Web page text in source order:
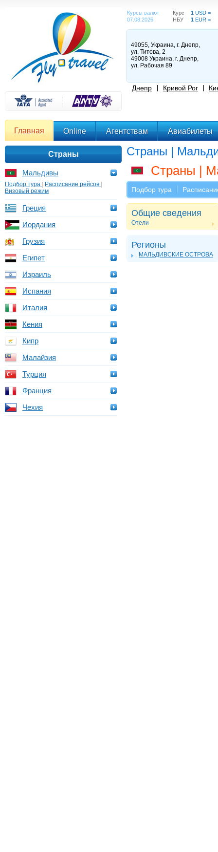
Курсы валют
07.08.2026
Курс
НБУ
1 USD =
1 EUR =
49055, Украина, г. Днепр,
ул. Титова, 2
49008 Украина, г. Днепр,
ул. Рабочая 89
Днепр Кривой Рог
Главная Online Агентствам Авиабилеты
Страны
Мальдивы
Подбор тура Расписание рейсов
Визовый режим
Греция
Иордания
Грузия
Египет
Израиль
Испания
Италия
Кения
Кипр
Малайзия
Турция
Франция
Чехия
Страны |
Страны |
Подбор тура
Общие сведения
Отели
Регионы
МАЛЬДИВСКИЕ ОСТРОВА